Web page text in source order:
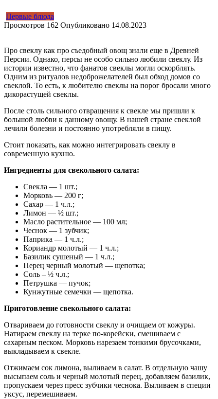
Первые блюда
Просмотров 162 Опубликовано 14.08.2023
Про свеклу как про съедобный овощ знали еще в Древней
Персии. Однако, персы не особо сильно любили свеклу. Из
истории известно, что фанатов свеклы могли оскорблять.
Одним из ритуалов недоброжелателей был обход домов со
свеклой. То есть, к любителю свеклы на порог бросали много
дикорастущей свеклы.
После столь сильного отвращения к свекле мы пришли к
большой любви к данному овощу. В нашей стране свеклой
лечили болезни и постоянно употребляли в пищу.
Стоит показать, как можно интегрировать свеклу в
современную кухню.
Ингредиенты для свекольного салата:
Свекла — 1 шт.;
Морковь — 200 г;
Сахар — 1 ч.л.;
Лимон — ½ шт.;
Масло растительное — 100 мл;
Чеснок — 1 зубчик;
Паприка — 1 ч.л.;
Кориандр молотый — 1 ч.л.;
Базилик сушеный — 1 ч.л.;
Перец черный молотый — щепотка;
Соль – ½ ч.л.;
Петрушка — пучок;
Кунжутные семечки — щепотка.
Приготовление свекольного салата:
Отвариваем до готовности свеклу и очищаем от кожуры.
Натираем свеклу на терке по-корейски, смешиваем с
сахарным песком. Морковь нарезаем тонкими брусочками,
выкладываем к свекле.
Отжимаем сок лимона, выливаем в салат. В отдельную чашу
высыпаем соль и черный молотый перец, добавляем базилик,
пропускаем через пресс зубчики чеснока. Выливаем в специи
уксус, перемешиваем.